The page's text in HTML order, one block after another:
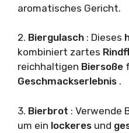
aromatisches Gericht.
2. Biergulasch : Dieses
kombiniert zartes
reichhaltigen Biersoße
Geschmackserlebnis .
3. Bierbrot : Verwende
um ein lockeres und